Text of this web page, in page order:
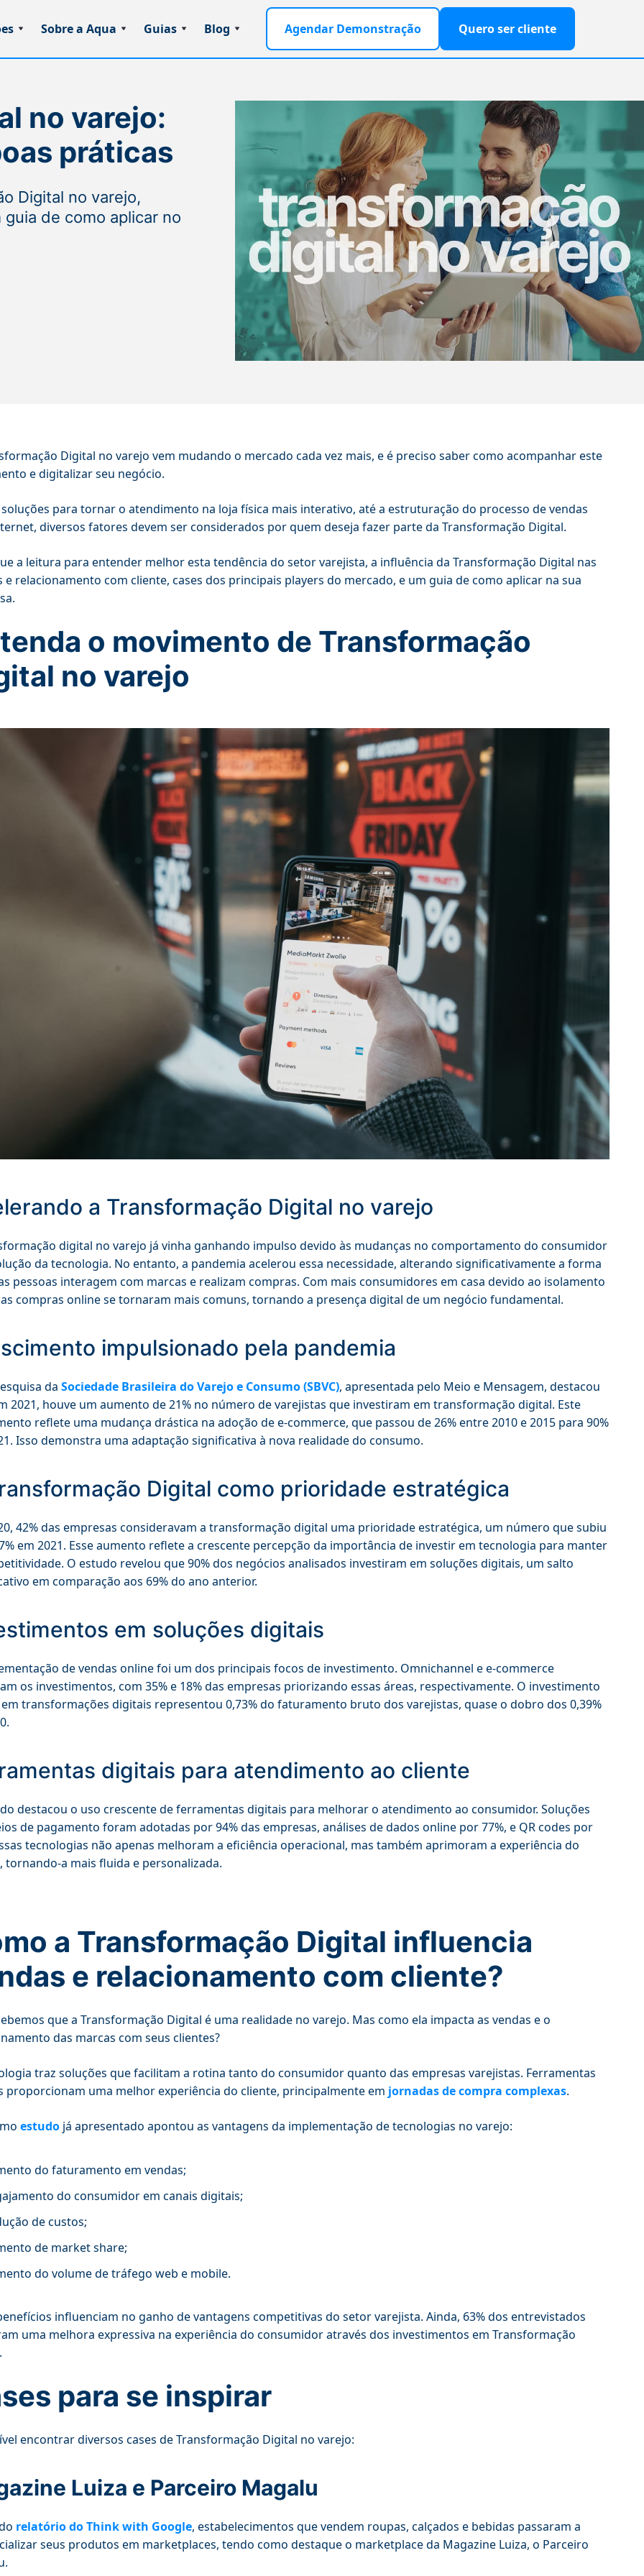
Sobre a Aqua Guias Blog Agendar Demonstração Quero ser cliente
no varejo:
práticas
Digital no varejo,
de como aplicar no
Digital no varejo vem mudando o mercado cada vez mais, e é preciso saber como acompanhar este
e digitalizar seu negócio.
para tornar o atendimento na loja física mais interativo, até a estruturação do processo de vendas
diversos fatores devem ser considerados por quem deseja fazer parte da Transformação Digital.
a leitura para entender melhor esta tendência do setor varejista, a influência da Transformação Digital nas
e relacionamento com cliente, cases dos principais players do mercado, e um guia de como aplicar na sua
o movimento de Transformação
no varejo
a Transformação Digital no varejo
digital no varejo já vinha ganhando impulso devido às mudanças no comportamento do consumidor
da tecnologia. No entanto, a pandemia acelerou essa necessidade, alterando significativamente a forma
pessoas interagem com marcas e realizam compras. Com mais consumidores em casa devido ao isolamento
compras online se tornaram mais comuns, tornando a presença digital de um negócio fundamental.
impulsionado pela pandemia
da Sociedade Brasileira do Varejo e Consumo (SBVC), apresentada pelo Meio e Mensagem, destacou
2021, houve um aumento de 21% no número de varejistas que investiram em transformação digital. Este
reflete uma mudança drástica na adoção de e-commerce, que passou de 26% entre 2010 e 2015 para 90%
Isso demonstra uma adaptação significativa à nova realidade do consumo.
Digital como prioridade estratégica
42% das empresas consideravam a transformação digital uma prioridade estratégica, um número que subiu
em 2021. Esse aumento reflete a crescente percepção da importância de investir em tecnologia para manter
O estudo revelou que 90% dos negócios analisados investiram em soluções digitais, um salto
em comparação aos 69% do ano anterior.
em soluções digitais
de vendas online foi um dos principais focos de investimento. Omnichannel e e-commerce
os investimentos, com 35% e 18% das empresas priorizando essas áreas, respectivamente. O investimento
transformações digitais representou 0,73% do faturamento bruto dos varejistas, quase o dobro dos 0,39%
digitais para atendimento ao cliente
destacou o uso crescente de ferramentas digitais para melhorar o atendimento ao consumidor. Soluções
de pagamento foram adotadas por 94% das empresas, análises de dados online por 77%, e QR codes por
tecnologias não apenas melhoram a eficiência operacional, mas também aprimoram a experiência do
tornando-a mais fluida e personalizada.
a Transformação Digital influencia
e relacionamento com cliente?
que a Transformação Digital é uma realidade no varejo. Mas como ela impacta as vendas e o
das marcas com seus clientes?
traz soluções que facilitam a rotina tanto do consumidor quanto das empresas varejistas. Ferramentas
proporcionam uma melhor experiência do cliente, principalmente em jornadas de compra complexas.
estudo já apresentado apontou as vantagens da implementação de tecnologias no varejo:
do faturamento em vendas;
do consumidor em canais digitais;
de custos;
de market share;
do volume de tráfego web e mobile.
influenciam no ganho de vantagens competitivas do setor varejista. Ainda, 63% dos entrevistados
uma melhora expressiva na experiência do consumidor através dos investimentos em Transformação
para se inspirar
encontrar diversos cases de Transformação Digital no varejo:
Luiza e Parceiro Magalu
relatório do Think with Google, estabelecimentos que vendem roupas, calçados e bebidas passaram a
seus produtos em marketplaces, tendo como destaque o marketplace da Magazine Luiza, o Parceiro